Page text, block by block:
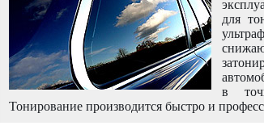
для
в
Тонирование производится быстро и